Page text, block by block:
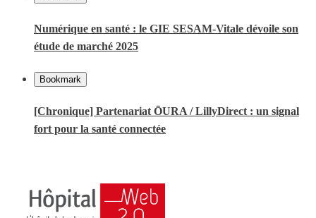
Numérique en santé : le GIE SESAM-Vitale dévoile son
étude de marché 2025
Bookmark
[Chronique] Partenariat ŌURA / LillyDirect : un signal
fort pour la santé connectée